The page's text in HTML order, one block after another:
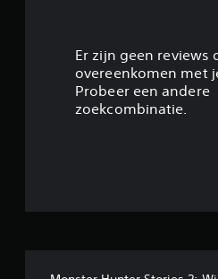
Er zijn geen reviews
overeenkomen met
Probeer een andere
zoekcombinatie.